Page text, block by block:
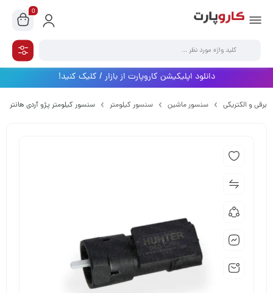
0
دانلود اپلیکیشن کاروپارت از بازار / کلیک کنید!
برقی و الکتریکی سنسور ماشین سنسور کیلومتر سنسور کیلومتر پژو آردی هانتر